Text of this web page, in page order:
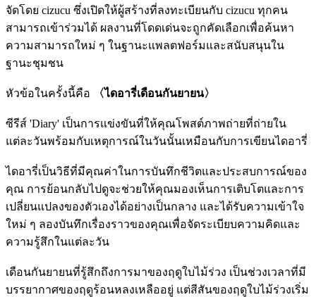
จัดโดย cizucu ซึ่งเปิดให้ผู้สร้างที่ลงทะเบียนกับ cizucu ทุกคน
สามารถเข้าร่วมได้ ผลงานที่โดดเด่นจะถูกคัดเลือกเพื่อค้นหา
ความสามารถใหม่ ๆ ในฐานะแพลตฟอร์มและสนับสนุนใน
ฐานะชุมชน
หัวข้อในครั้งนี้คือ 〈ไดอารี่เดือนกันยายน〉
ซีรีส์ 'Diary' เป็นการแข่งขันที่ให้คุณโพสต์ภาพถ่ายที่ถ่ายใน
แต่ละวันพร้อมกับเหตุการณ์ในวันนั้นเหมือนกับการเขียนไดอารี่
ไดอารี่เป็นวิธีที่มีคุณค่าในการบันทึกชีวิตและประสบการณ์ของ
คุณ การย้อนกลับไปดูจะช่วยให้คุณมองเห็นการเติบโตและการ
เปลี่ยนแปลงของตัวเองได้อย่างเป็นกลาง และได้รับความเข้าใจ
ใหม่ ๆ ลองบันทึกเรื่องราวของคุณเพื่อจัดระเบียบความคิดและ
ความรู้สึกในแต่ละวัน
เดือนกันยายนที่รู้สึกถึงการมาของฤดูใบไม้ร่วง เป็นช่วงเวลาที่มี
บรรยากาศของฤดูร้อนหลงเหลืออยู่ แต่สีสันของฤดูใบไม้ร่วงเริ่ม